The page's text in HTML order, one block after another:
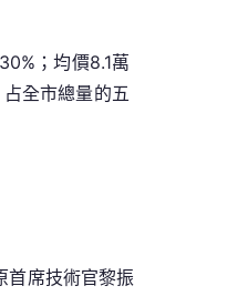
；均價8.1萬
全市總量的五
首席技術官黎振